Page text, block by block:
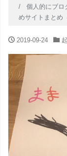
個人的にブロ
めサイトまとめ
2019-09-24